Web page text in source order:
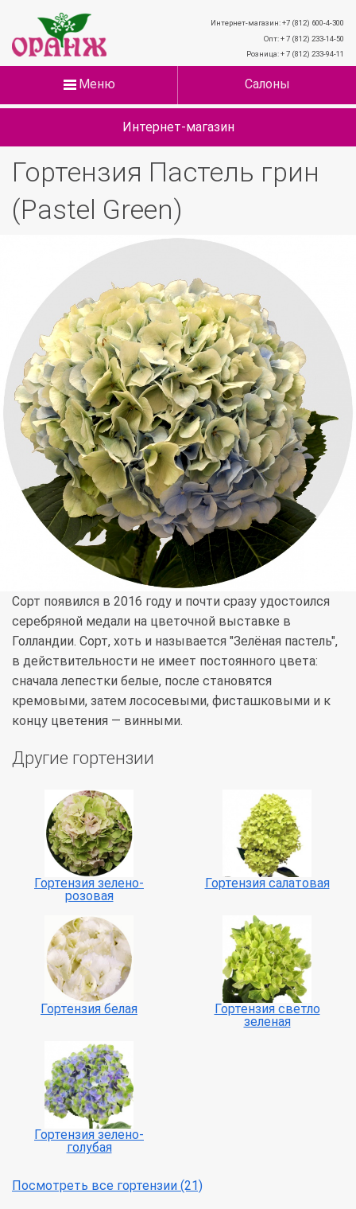
Интернет-магазин: +7 (812) 600-4-300
Опт: + 7 (812) 233-14-50
Розница: + 7 (812) 233-94-11
Меню Салоны
Интернет-магазин
Гортензия Пастель грин
(Pastel Green)
Сорт появился в 2016 году и почти сразу удостоился
серебряной медали на цветочной выставке в
Голландии. Сорт, хоть и называется "Зелёная пастель",
в действительности не имеет постоянного цвета:
сначала лепестки белые, после становятся
кремовыми, затем лососевыми, фисташковыми и к
концу цветения — винными.
Другие гортензии
Гортензия зелено-
розовая
Гортензия салатовая
Гортензия белая
Гортензия светло
зеленая
Гортензия зелено-
голубая
Посмотреть все гортензии (21)